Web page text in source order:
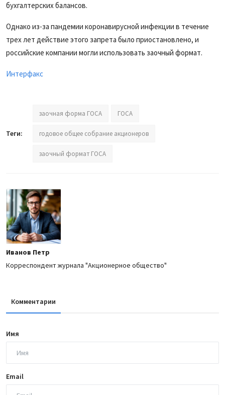
бухгалтерских балансов.
Однако из-за пандемии коронавирусной инфекции в течение
трех лет действие этого запрета было приостановлено, и
российские компании могли использовать заочный формат.
Интерфакс
Теги:
заочная форма ГОСА ГОСА
годовое общее собрание акционеров
заочный формат ГОСА
Иванов Петр
Корреспондент журнала "Акционерное общество"
Комментарии
Имя
Email